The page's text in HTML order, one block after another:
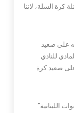
كرة السلة، لاننا
على صعيد
للنادي
صعيد كرة
اللبنانية”